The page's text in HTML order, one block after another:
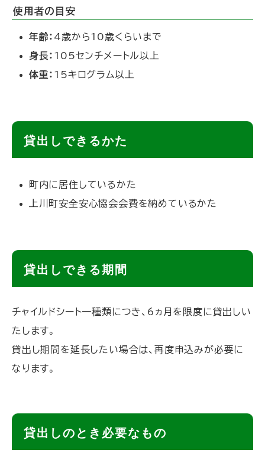
使用者の目安
年齢： 4歳から10歳くらいまで
身長： 105センチメートル以上
体重： 15キログラム以上
に
戻
貸出しできるかた
町内に居住しているかた
上川町安全安心協会会費を納めているかた
に
戻
る
貸出しできる期間
チャイルドシート一種類につき、6ヵ月を限度に貸出しい
たします。
貸出し期間を延長したい場合は、再度申込みが必要に
なります。
貸出しのとき必要なもの